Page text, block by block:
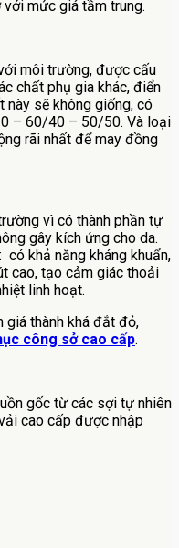
mức giá tầm trung.
môi trường, được cấu
chất phụ gia khác, điển
này sẽ không giống, có
– 60/40 – 50/50. Và loại
rãi nhất để may đồng
vì có thành phần tự
gây kích ứng cho da.
khả năng kháng khuẩn,
cao, tạo cảm giác thoải
linh hoạt.
giá thành khá đắt đỏ,
công sở cao cấp.
gốc từ các sợi tự nhiên
cao cấp được nhập